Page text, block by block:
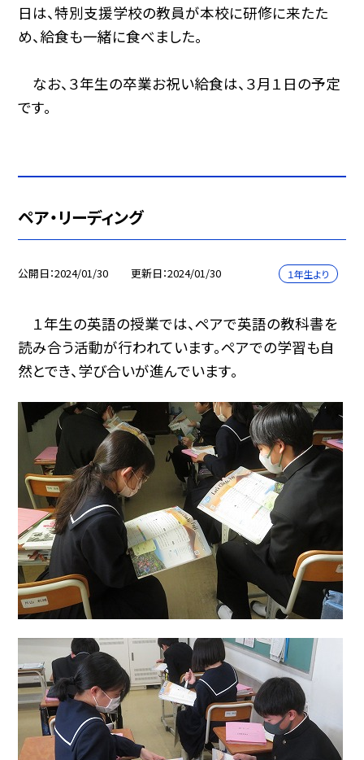
日は、特別支援学校の教員が本校に研修に来たた
め、給食も一緒に食べました。
なお、３年生の卒業お祝い給食は、３月１日の予定
です。
ペア・リーディング
公開日 2024/01/30 更新日 2024/01/30 １年生より
１年生の英語の授業では、ペアで英語の教科書を
読み合う活動が行われています。ペアでの学習も自
然とでき、学び合いが進んでいます。